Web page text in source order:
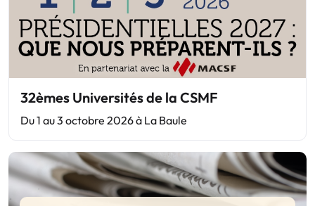
32èmes Universités de la CSMF
Du 1 au 3 octobre 2026 à La Baule